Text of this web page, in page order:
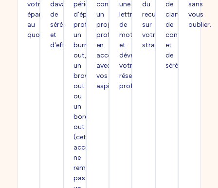
votre
épanouissement
au
quotidien.
davantage
de
sérénité
et
d'efficacité.
période
d'épuisement
professionnel,
un
burn-
out,
un
brown-
out
ou
un
bore-
out
(cet
accompagnement
ne
remplace
pas
construire
un
projet
professionnel
en
accord
avec
vos
aspirations.
une
lettre
de
motivation
et
développer
votre
réseau
professionnel.
du
recul
sur
votre
stratégie.
de
clarté,
de
confiance
et
de
sérénité.
sans
vous
oublier.